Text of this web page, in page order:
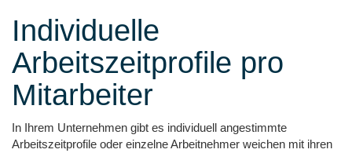
Individuelle
Arbeitszeitprofile pro
Mitarbeiter
In Ihrem Unternehmen gibt es individuell angestimmte
Arbeitszeitprofile oder einzelne Arbeitnehmer weichen mit ihren